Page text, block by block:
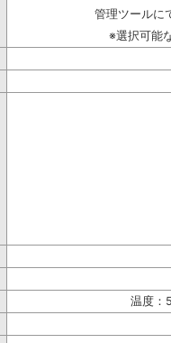
管理ツールに
※選択可能
温度：